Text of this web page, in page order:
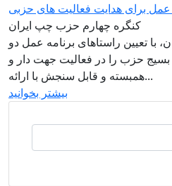
عمل برای هدایت فعالیت های حزبی
کنگره چهارم حزب چپ ایران
با تعیین راستاهای برنامه عمل دو
بسیج حزب را در فعالیت جهت دار و
همبسته و قابل سنجش با ارائه...
بیشتر بخوانید